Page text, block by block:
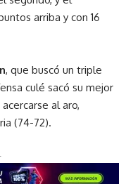
arriba y con 16
, que buscó un triple
culé sacó su mejor
al aro,
(74-72).